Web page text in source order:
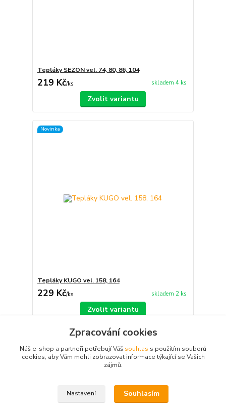
Tepláky SEZON vel. 74, 80, 86, 104
219 Kč/ks skladem 4 ks
Zvolit variantu
Novinka
Tepláky KUGO vel. 158, 164
229 Kč/ks skladem 2 ks
Zvolit variantu
Načíst další produkty (2)
strana z 2další
Zpracování cookies
Náš e-shop a partneři potřebují Váš souhlas s použitím souborů
cookies, aby Vám mohli zobrazovat informace týkající se Vašich
zájmů.
Nastavení Souhlasím